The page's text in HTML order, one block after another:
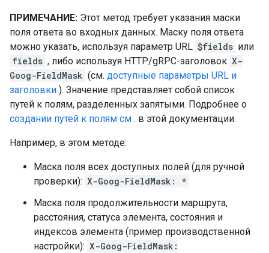
ПРИМЕЧАНИЕ: Этот метод требует указания маски
поля ответа во входных данных. Маску поля ответа
можно указать, используя параметр URL $fields или
fields , либо используя HTTP/gRPC-заголовок X-
Goog-FieldMask (см. доступные параметры URL и
заголовки ). Значение представляет собой список
путей к полям, разделенных запятыми. Подробнее о
создании путей к полям см . в этой документации.
Например, в этом методе:
Маска поля всех доступных полей (для ручной
проверки): X-Goog-FieldMask: *
Маска поля продолжительности маршрута,
расстояния, статуса элемента, состояния и
индексов элемента (пример производственной
настройки): X-Goog-FieldMask: